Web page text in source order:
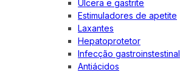
Úlcera e gastrite
Estimuladores de apetite
Laxantes
Hepatoprotetor
Infecção gastroinstestinal
Antiácidos